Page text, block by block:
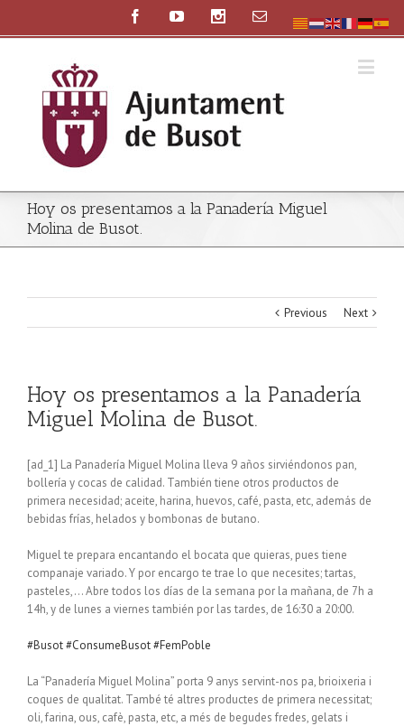
Hoy os presentamos a la Panadería Miguel
Molina de Busot.
Previous Next
Hoy os presentamos a la Panadería
Miguel Molina de Busot.
[ad_1] La Panadería Miguel Molina lleva 9 años sirviéndonos pan,
bollería y cocas de calidad. También tiene otros productos de
primera necesidad; aceite, harina, huevos, café, pasta, etc, además de
bebidas frías, helados y bombonas de butano.
Miguel te prepara encantando el bocata que quieras, pues tiene
companaje variado. Y por encargo te trae lo que necesites; tartas,
pasteles,… Abre todos los días de la semana por la mañana, de 7h a
14h, y de lunes a viernes también por las tardes, de 16:30 a 20:00.
#Busot#ConsumeBusot#FemPoble
La “Panadería Miguel Molina” porta 9 anys servint-nos pa, brioixeria i
coques de qualitat. També té altres productes de primera necessitat;
oli, farina, ous, cafè, pasta, etc, a més de begudes fredes, gelats i